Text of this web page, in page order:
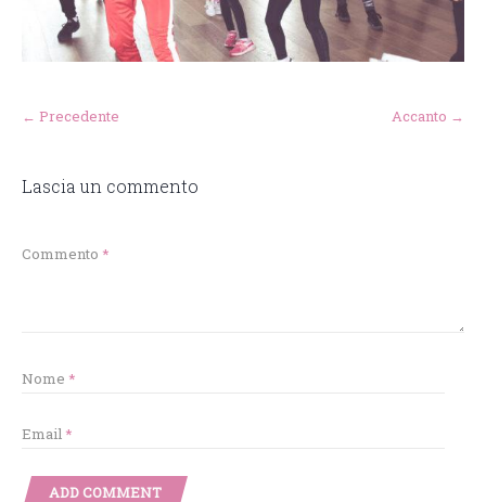
← Precedente Accanto →
Lascia un commento
Commento *
Nome *
Email *